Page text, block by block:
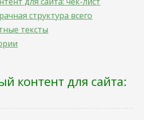
структура всего
тексты
контент для сайта: